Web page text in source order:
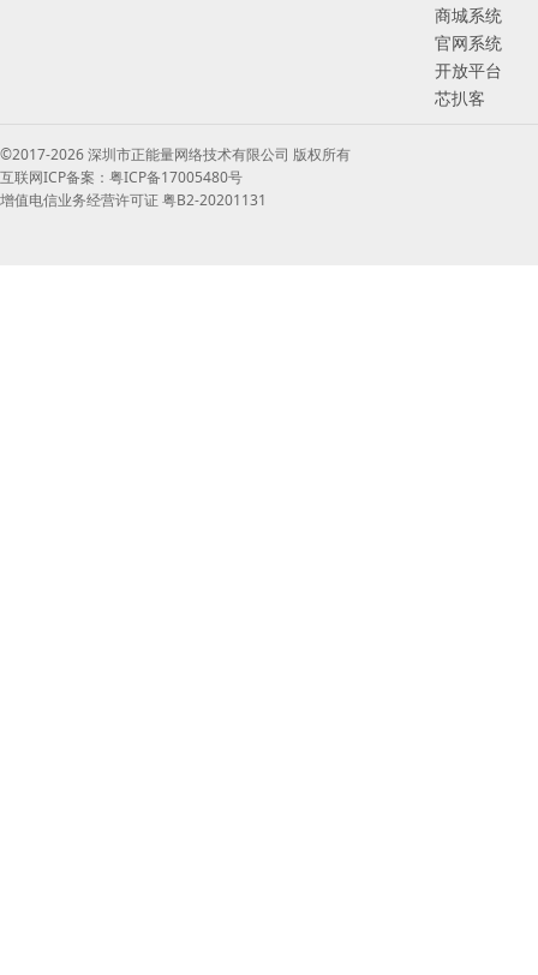
商城系统
官网系统
开放平台
芯扒客
©2017-2026 深圳市正能量网络技术有限公司 版权所有
互联网ICP备案：粤ICP备17005480号
增值电信业务经营许可证 粤B2-20201131